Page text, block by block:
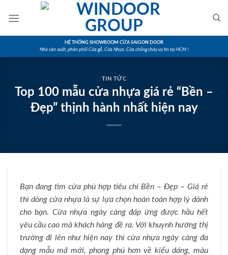
HỆ THỐNG SHOWROOM CỬA SAIGON DOOR
Nhà sản xuất, phân phối Cửa gỗ, Cửa Nhựa, Cửa chống cháy uy tín tại HCM !
TIN TỨC
Top 100 mẫu cửa nhựa giá rẻ “Bền –
Đẹp” thịnh hành nhất hiện nay
Bạn đang tìm cửa phù hợp tiêu chí Bền – Đẹp – Giá rẻ
thì dòng cửa nhựa là sự lựa chọn hoàn toàn hợp lý dành
cho bạn. Cửa nhựa ngày càng đáp ứng được hầu hết
yêu cầu cao mà khách hàng đề ra. Với khuynh hướng thị
trường đi lên như hiện nay thì cửa nhựa ngày càng đa
dạng mẫu mã mới, phong phú hơn về kiểu dáng, màu